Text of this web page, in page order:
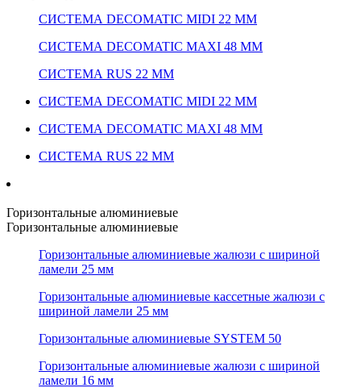
СИСТЕМА DECOMATIC MIDI 22 ММ
СИСТЕМА DECOMATIC MAXI 48 ММ
СИСТЕМА RUS 22 ММ
СИСТЕМА DECOMATIC MIDI 22 ММ
СИСТЕМА DECOMATIC MAXI 48 ММ
СИСТЕМА RUS 22 ММ
Горизонтальные алюминиевые
Горизонтальные алюминиевые
Горизонтальные алюминиевые жалюзи с шириной
ламели 25 мм
Горизонтальные алюминиевые кассетные жалюзи с
шириной ламели 25 мм
Горизонтальные алюминиевые SYSTEM 50
Горизонтальные алюминиевые жалюзи с шириной
ламели 16 мм